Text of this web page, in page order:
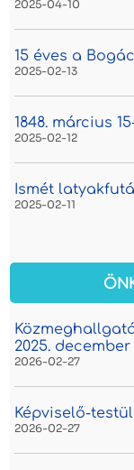
2025-04-10
15 éves a
2025-02-13
1848. március
2025-02-12
Ismét
2025-02-11
2025. december
2026-02-27
Képviselő-
2026-02-27